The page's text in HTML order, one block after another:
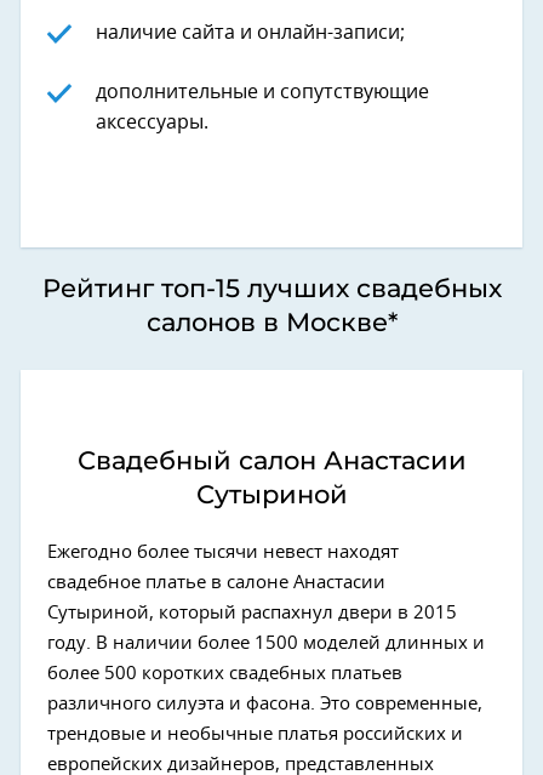
наличие сайта и онлайн-записи;
дополнительные и сопутствующие
аксессуары.
Рейтинг топ-15 лучших свадебных
салонов в Москве*
Свадебный салон Анастасии
Сутыриной
Ежегодно более тысячи невест находят
свадебное платье в салоне Анастасии
Сутыриной, который распахнул двери в 2015
году. В наличии более 1500 моделей длинных и
более 500 коротких свадебных платьев
различного силуэта и фасона. Это современные,
трендовые и необычные платья российских и
европейских дизайнеров, представленных